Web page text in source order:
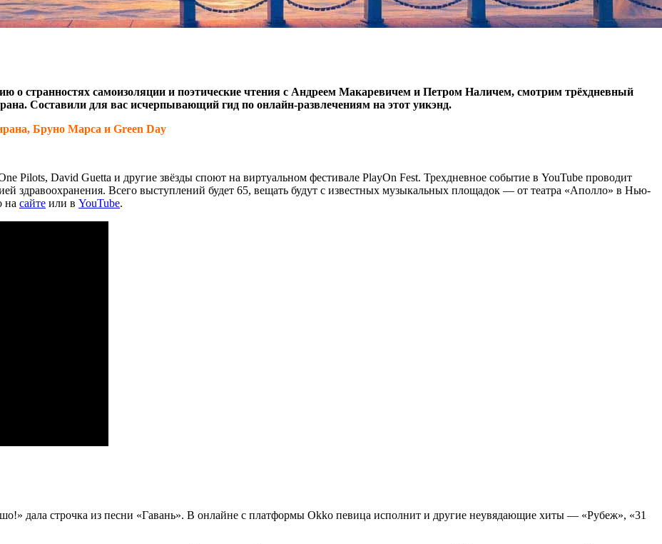
о странностях самоизоляции и поэтические чтения с Андреем Макаревичем и Петром Наличем, смотрим трёхдневный
Составили для вас исчерпывающий гид по онлайн-развлечениям на этот уикэнд.
Бруно Марса и Green Day
Pilots, David Guetta и другие звёзды споют на виртуальном фестивале PlayOn Fest. Трехдневное событие в YouTube проводит
здравоохранения. Всего выступлений будет 65, вещать будут с известных музыкальных площадок — от театра «Аполло» в Нью-
на сайте или в YouTube.
дала строчка из песни «Гавань». В онлайне с платформы Okko певица исполнит и другие неувядающие хиты — «Рубеж», «31